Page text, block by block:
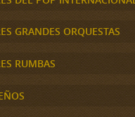
GRANDES ORQUESTAS
RUMBAS